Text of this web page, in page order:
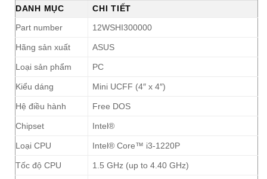
DANH MỤC
CHI TIẾT
Part number
12WSHI300000
Hãng sản xuất ASUS
Loại sản phẩm PC
Kiểu dáng Mini UCFF (4″ x 4″)
Hệ điều hành Free DOS
Chipset Intel®
Loại CPU Intel® Core™ i3-1220P
Tốc độ CPU 1.5 GHz (up to 4.40 GHz)